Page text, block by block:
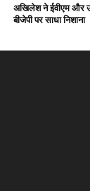
अखिलेश ने ईवीएम और
बीजेपी पर साधा निशाना